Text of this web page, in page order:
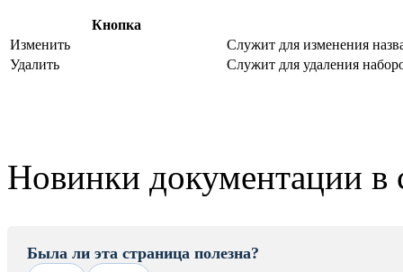
Кнопка
Изменить
Служит для изменения
Удалить
Служит для удаления
Новинки документации в
Была ли эта страница полезна?